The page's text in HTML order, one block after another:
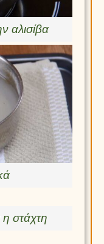
αλισίβα
στάχτη